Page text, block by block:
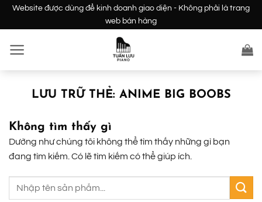
dung
Website được dùng để kinh doanh giao diện - Không phải là trang
web bán hàng
LƯU TRỮ THẺ: ANIME BIG BOOBS
Không tìm thấy gì
Dường như chúng tôi không thể tìm thấy những gì bạn
đang tìm kiếm. Có lẽ tìm kiếm có thể giúp ích.